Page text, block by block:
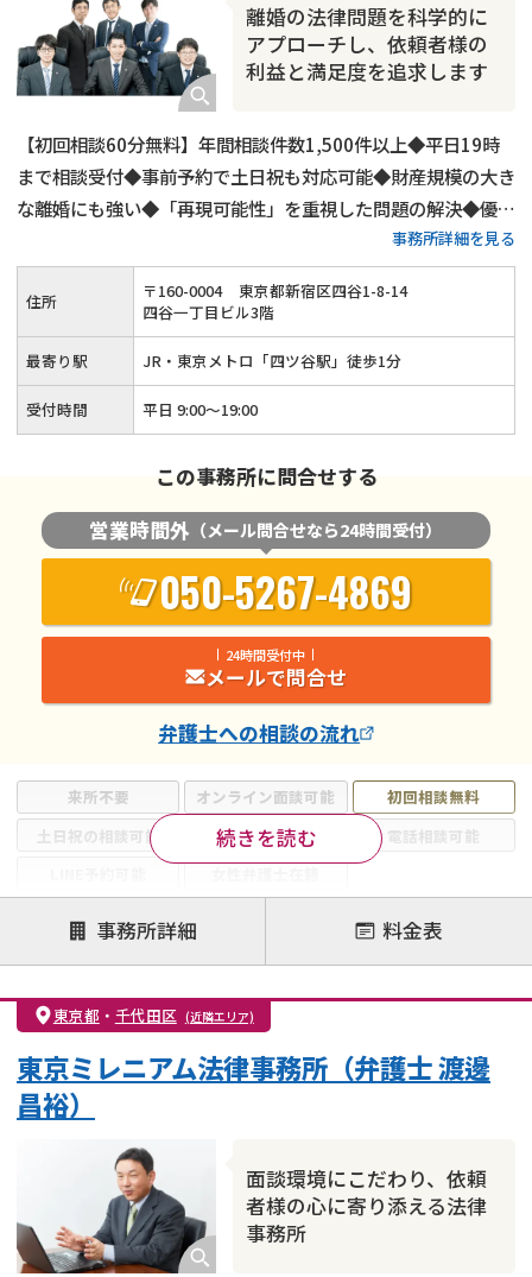
離婚の法律問題を科学的に
アプローチし、依頼者様の
利益と満足度を追求します
【初回相談60分無料】年間相談件数1,500件以上◆平日19時
まで相談受付◆事前予約で土日祝も対応可能◆財産規模の大き
な離婚にも強い◆「再現可能性」を重視した問題の解決◆優し
事務所詳細を見る
来所不要 オンライン面談可能
初回相談無料
土日祝の相談可能
19時以降電話可能
電話相談可能
注力案件
離婚前相談
離婚調停
離婚裁判
親権・面会交流権
DV
モラハラ
不貞・不倫慰謝料請求
国際離婚
財産分与
内縁の夫婦 熟年離婚
続きを読む
住所 〒160-0004
東京都新宿区四谷1-8-14
四谷一丁目ビル3階
最寄り駅 JR・東京メトロ「四ツ谷駅」徒歩1分
受付時間 平日 9:00～19:00
この事務所に問合せする
営業時間外 （メール問合せなら24時間受付）
050-5267-4869
24時間受付中
メールで問合せ
弁護士への相談の流れ
事務所詳細 料金表
東京都 ・ 千代田区 (近隣エリア)
面談環境にこだわり、依頼
者様の心に寄り添える法律
事務所
東京ミレニアム法律事務所（弁護士 渡邊
昌裕）